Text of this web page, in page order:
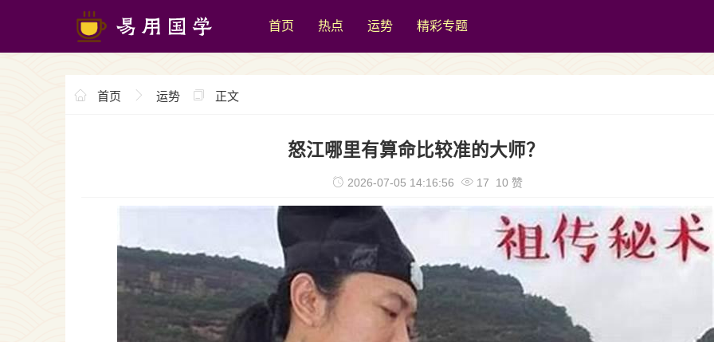
首页 热点 运势 精彩专题
首页 运势 正文
怒江哪里有算命比较准的大师？
2026-07-05 14:16:56 17 10 赞